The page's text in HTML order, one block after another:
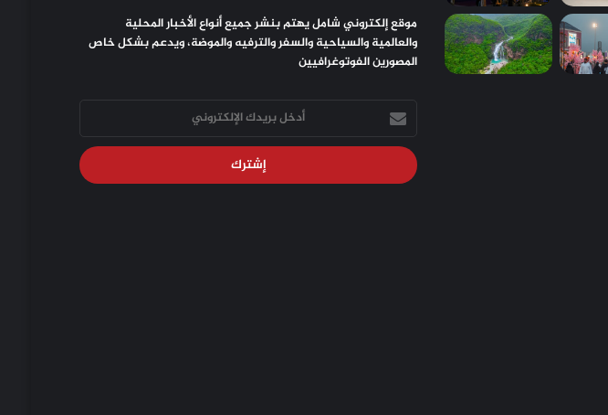
موقع إلكتروني شامل يهتم بنشر جميع أنواع الأخبار المحلية
والعالمية والسياحية والسفر والترفيه والموضة، ويدعم بشكل خاص
المصورين الفوتوغرافيين
أدخل
بريدك
الإلكتروني